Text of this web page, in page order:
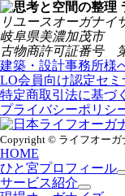
リユースオーガナイ
岐阜県美濃加茂市
古物商許可証番号
建築・設計事務所様
LO会員向け認定セミ
特定商取引法に基づ
プライバシーポリシ
Copyright © ライフオー
HOME
ひと宮プロフィール
サービス紹介